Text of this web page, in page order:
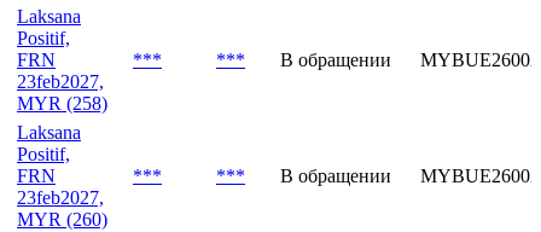
Laksana
Positif,
FRN
23feb2027,
MYR (258)
*** *** В обращении
Laksana
Positif,
FRN
23feb2027,
MYR (260)
*** *** В обращении